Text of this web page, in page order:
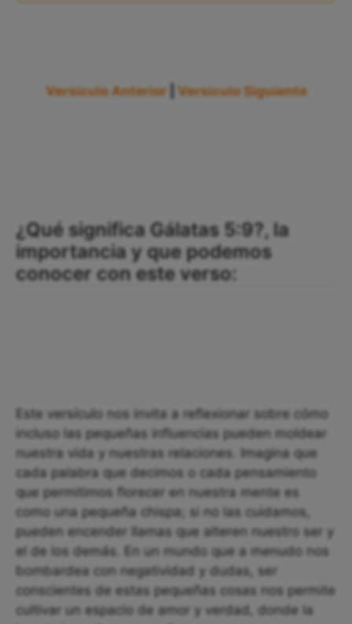
Versículo Anterior Versículo Siguiente
¿Qué significa Gálatas 5:9?, la
importancia y que podemos
conocer con este verso:
Este versículo nos invita a reflexionar sobre cómo
incluso las pequeñas influencias pueden moldear
nuestra vida y nuestras relaciones. Imagina que
cada palabra que decimos o cada pensamiento
que permitimos florecer en nuestra mente es
como una pequeña chispa; si no las cuidamos,
pueden encender llamas que alteren nuestro ser y
el de los demás. En un mundo que a menudo nos
bombardea con negatividad y dudas, ser
conscientes de estas pequeñas cosas nos permite
cultivar un espacio de amor y verdad, donde la